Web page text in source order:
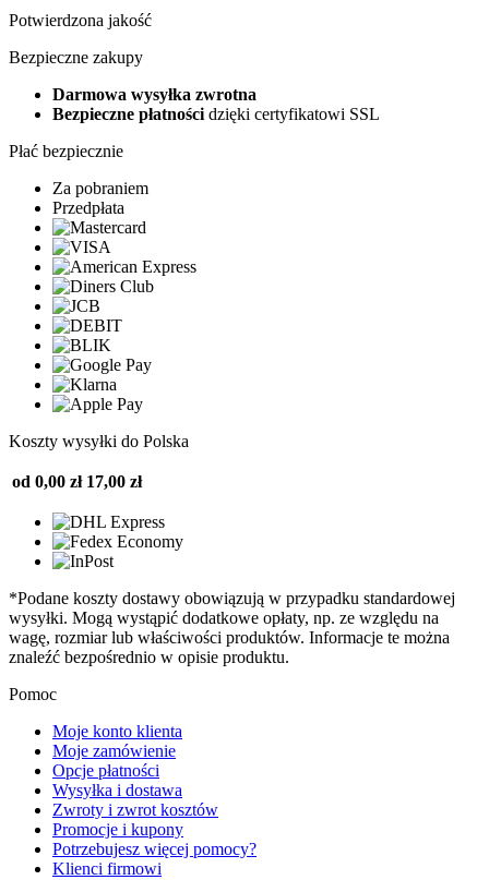
Potwierdzona jakość
Bezpieczne zakupy
Darmowa wysyłka zwrotna
Bezpieczne płatnościdzięki certyfikatowi SSL
Płać bezpiecznie
Za pobraniem
Przedpłata
Koszty wysyłki do Polska
od 0,00 zł 17,00 zł
*Podane koszty dostawy obowiązują w przypadku standardowej
wysyłki. Mogą wystąpić dodatkowe opłaty, np. ze względu na
wagę, rozmiar lub właściwości produktów. Informacje te można
znaleźć bezpośrednio w opisie produktu.
Pomoc
Moje konto klienta
Moje zamówienie
Opcje płatności
Wysyłka i dostawa
Zwroty i zwrot kosztów
Promocje i kupony
Potrzebujesz więcej pomocy?
Klienci firmowi